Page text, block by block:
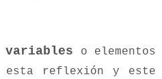
variables
o elementos
esta reflexión y este